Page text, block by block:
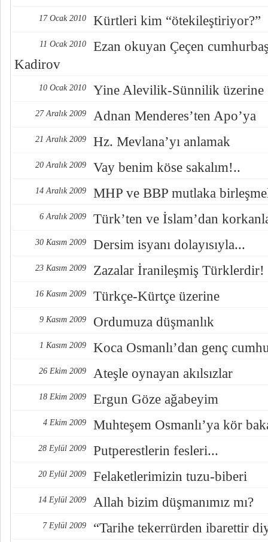
17 Ocak 2010 Kürtleri kim “ötekileştiriyor?”
11 Ocak 2010
Ezan okuyan Çeçen
Kadirov
10 Ocak 2010 Yine Alevilik-Sünnilik üzerine
27 Aralık 2009 Adnan Menderes’ten Apo’ya
21 Aralık 2009 Hz. Mevlana’yı anlamak
20 Aralık 2009 Vay benim köse sakalım!..
14 Aralık 2009 MHP ve BBP mutlaka
6 Aralık 2009 Türk’ten ve İslam’dan
30 Kasım 2009 Dersim isyanı dolayısıyla...
23 Kasım 2009 Zazalar İranileşmiş Türklerdir!
16 Kasım 2009 Türkçe-Kürtçe üzerine
9 Kasım 2009 Ordumuza düşmanlık
1 Kasım 2009 Koca Osmanlı’dan genç
26 Ekim 2009 Ateşle oynayan akılsızlar
18 Ekim 2009 Ergun Göze ağabeyim
4 Ekim 2009 Muhteşem Osmanlı’ya kör
28 Eylül 2009 Putperestlerin fesleri...
20 Eylül 2009 Felaketlerimizin tuzu-biberi
14 Eylül 2009 Allah bizim düşmanımız mı?
7 Eylül 2009 “Tarihe tekerrürden ibarettir